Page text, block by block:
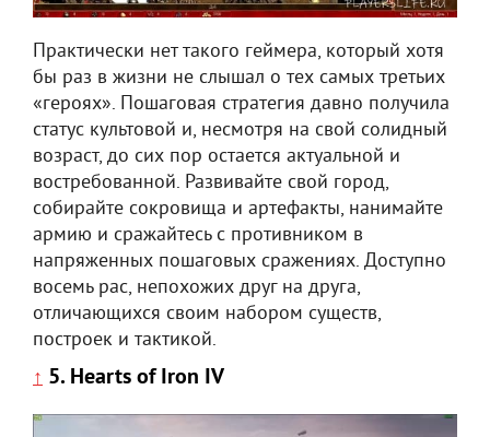
Практически нет такого геймера, который хотя
бы раз в жизни не слышал о тех самых третьих
«героях». Пошаговая стратегия давно получила
статус культовой и, несмотря на свой солидный
возраст, до сих пор остается актуальной и
востребованной. Развивайте свой город,
собирайте сокровища и артефакты, нанимайте
армию и сражайтесь с противником в
напряженных пошаговых сражениях. Доступно
восемь рас, непохожих друг на друга,
отличающихся своим набором существ,
построек и тактикой.
↑ 5. Hearts of Iron IV